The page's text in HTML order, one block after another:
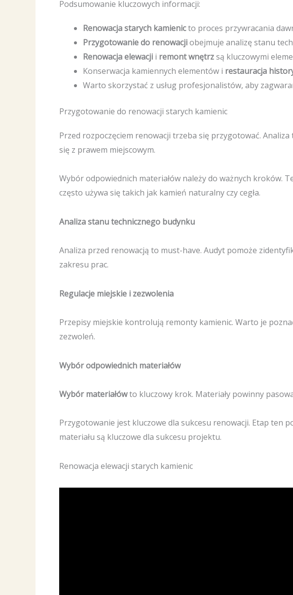
Podsumowanie kluczowych informacji:
Renowacja starych kamienicto proces przywracania
Przygotowanie do renowacjiobejmuje analizę stanu
Renowacja elewacji i remont wnętrzsą kluczowymi
Konserwacja kamiennych elementów i restauracja
Warto skorzystać z usług profesjonalistów, aby
Przygotowanie do renowacji starych kamienic
Przed rozpoczęciem renowacji trzeba się przygotować.
się z prawem miejscowym.
Wybór odpowiednich materiałów należy do ważnych kroków.
często używa się takich jak kamień naturalny czy cegła.
Analiza stanu technicznego budynku
Analiza przed renowacją to must-have. Audyt pomoże
zakresu prac.
Regulacje miejskie i zezwolenia
Przepisy miejskie kontrolują remonty kamienic. Warto je
zezwoleń.
Wybór odpowiednich materiałów
Wybór materiałówto kluczowy krok. Materiały powinny
Przygotowanie jest kluczowe dla sukcesu renowacji. Etap ten
materiału są kluczowe dla sukcesu projektu.
Renowacja elewacji starych kamienic